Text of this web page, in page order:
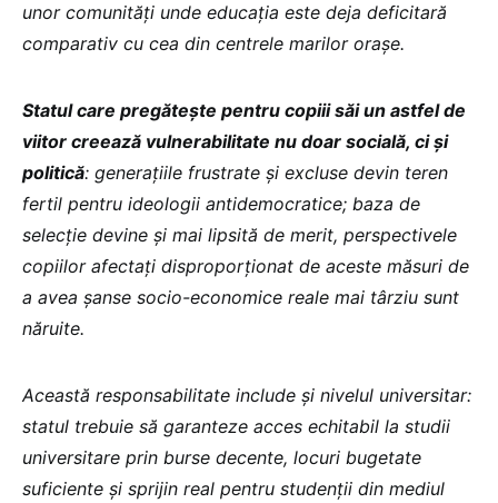
unor comunități unde educația este deja deficitară
comparativ cu cea din centrele marilor orașe.
Statul care pregătește pentru copiii săi un astfel de
viitor creează vulnerabilitate nu doar socială, ci și
politică: generațiile frustrate și excluse devin teren
fertil pentru ideologii antidemocratice; baza de
selecție devine și mai lipsită de merit, perspectivele
copiilor afectați disproporționat de aceste măsuri de
a avea șanse socio-economice reale mai târziu sunt
năruite.
Această responsabilitate include și nivelul universitar:
statul trebuie să garanteze acces echitabil la studii
universitare prin burse decente, locuri bugetate
suficiente și sprijin real pentru studenții din mediul